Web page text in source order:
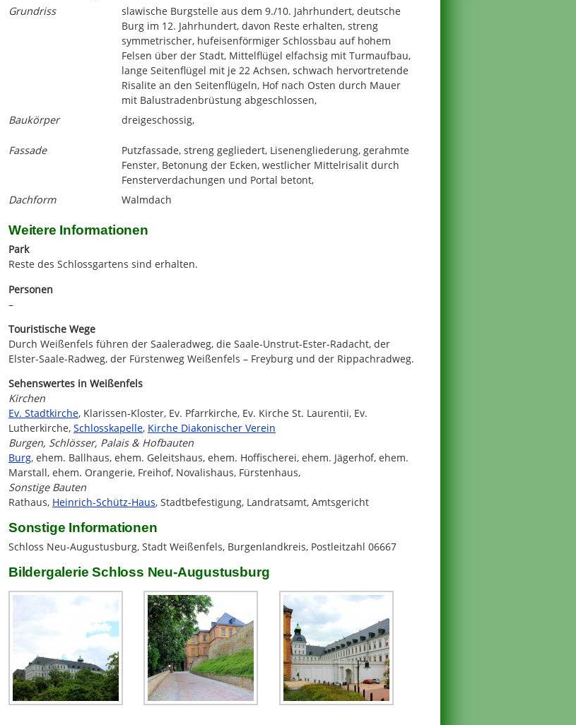
Grundriss
slawische Burgstelle aus dem 9./10. Jahrhundert, deutsche
Burg im 12. Jahrhundert, davon Reste erhalten, streng
symmetrischer, hufeisenförmiger Schlossbau auf hohem
Felsen über der Stadt, Mittelflügel elfachsig mit Turmaufbau,
lange Seitenflügel mit je 22 Achsen, schwach hervortretende
Risalite an den Seitenflügeln, Hof nach Osten durch Mauer
mit Balustradenbrüstung abgeschlossen,
Baukörper
dreigeschossig,
Fassade
Putzfassade, streng gegliedert, Lisenengliederung, gerahmte
Fenster, Betonung der Ecken, westlicher Mittelrisalit durch
Fensterverdachungen und Portal betont,
Dachform
Walmdach
Weitere Informationen
Park
Reste des Schlossgartens sind erhalten.
Personen
–
Touristische Wege
Durch Weißenfels führen der Saaleradweg, die Saale-Unstrut-Ester-Radacht, der
Elster-Saale-Radweg, der Fürstenweg Weißenfels – Freyburg und der Rippachradweg.
Sehenswertes in Weißenfels
Kirchen
Ev. Stadtkirche, Klarissen-Kloster, Ev. Pfarrkirche, Ev. Kirche St. Laurentii, Ev.
Lutherkirche, Schlosskapelle, Kirche Diakonischer Verein
Burgen, Schlösser, Palais & Hofbauten
Burg, ehem. Ballhaus, ehem. Geleitshaus, ehem. Hoffischerei, ehem. Jägerhof, ehem.
Marstall, ehem. Orangerie, Freihof, Novalishaus, Fürstenhaus,
Sonstige Bauten
Rathaus, Heinrich-Schütz-Haus, Stadtbefestigung, Landratsamt, Amtsgericht
Sonstige Informationen
Schloss Neu-Augustusburg, Stadt Weißenfels, Burgenlandkreis, Postleitzahl 06667
Bildergalerie Schloss Neu-Augustusburg